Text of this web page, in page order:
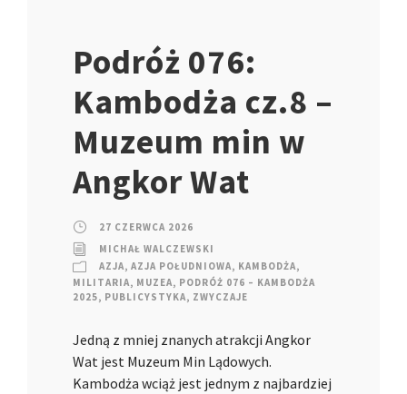
Podróż 076:
Kambodża cz.8 –
Muzeum min w
Angkor Wat
27 CZERWCA 2026
MICHAŁ WALCZEWSKI
AZJA, AZJA POŁUDNIOWA, KAMBODŻA,
MILITARIA, MUZEA, PODRÓŻ 076 – KAMBODŻA
2025, PUBLICYSTYKA, ZWYCZAJE
Jedną z mniej znanych atrakcji Angkor
Wat jest Muzeum Min Lądowych.
Kambodża wciąż jest jednym z najbardziej